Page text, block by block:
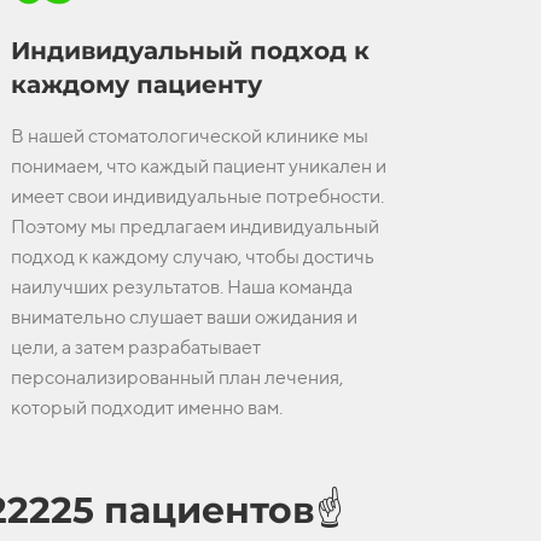
Индивидуальный подход к
каждому пациенту
В нашей стоматологической клинике мы
понимаем, что каждый пациент уникален и
имеет свои индивидуальные потребности.
Поэтому мы предлагаем индивидуальный
подход к каждому случаю, чтобы достичь
наилучших результатов. Наша команда
внимательно слушает ваши ожидания и
цели, а затем разрабатывает
персонализированный план лечения,
который подходит именно вам.
пациентов☝️